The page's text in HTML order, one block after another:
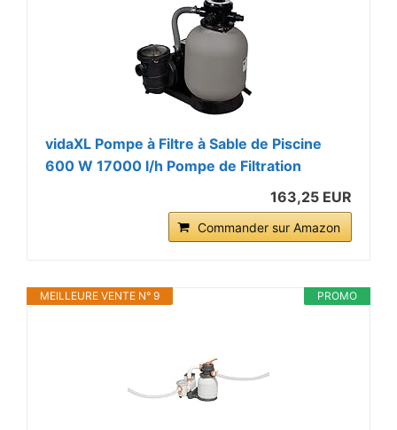
vidaXL Pompe à Filtre à Sable de Piscine
600 W 17000 l/h Pompe de Filtration
163,25 EUR
Commander sur Amazon
PROMO
MEILLEURE VENTE N° 9